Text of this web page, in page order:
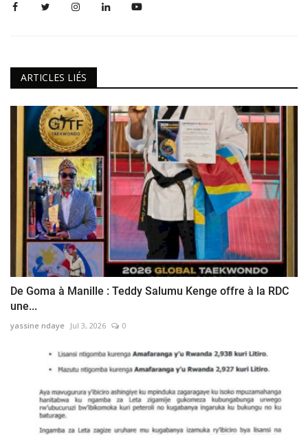
ARTICLES LIÉS
De Goma à Manille : Teddy Salumu Kenge offre à la RDC
une...
yassine ndaye Jul 3, 2026 0